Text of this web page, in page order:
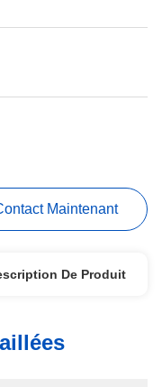
Maintenant
De Produit